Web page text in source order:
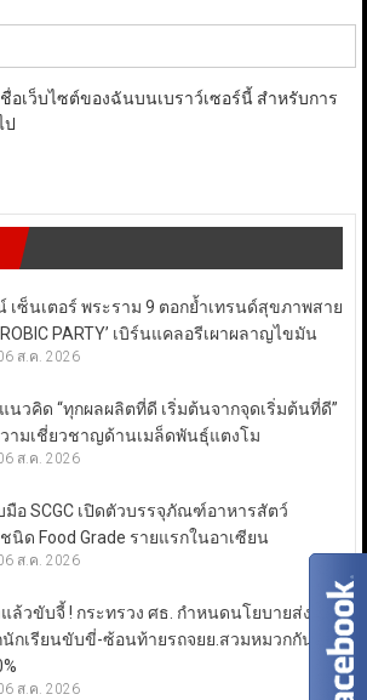
อเว็บไซต์ของฉันบนเบราว์เซอร์นี้ สำหรับการ
ป
เซ็นเตอร์ พระราม 9 ตอกย้ำเทรนด์สุขภาพสาย
PARTY’ เบิร์นแคลอรีเผาผลาญไขมัน
ส.ค. 2026
นวคิด “ทุกผลผลิตที่ดี เริ่มต้นจากจุดเริ่มต้นที่ดี”
ามเชี่ยวชาญด้านเมล็ดพันธุ์แตงโม
ส.ค. 2026
มือ SCGC เปิดตัวบรรจุภัณฑ์อาหารสัตว์
นิด Food Grade รายแรกในอาเซียน
ส.ค. 2026
แล้วขับจี้ ! กระทรวง ศธ. กำหนดนโยบายส่ง
นักเรียนขับขี่-ซ้อนท้ายรถจยย.สวมหมวกกัน
ส.ค. 2026